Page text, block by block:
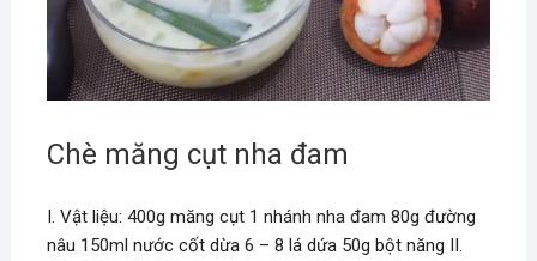
Chè măng cụt nha đam
I. Vật liệu: 400g măng cụt 1 nhánh nha đam 80g đường
nâu 150ml nước cốt dừa 6 – 8 lá dứa 50g bột năng II.